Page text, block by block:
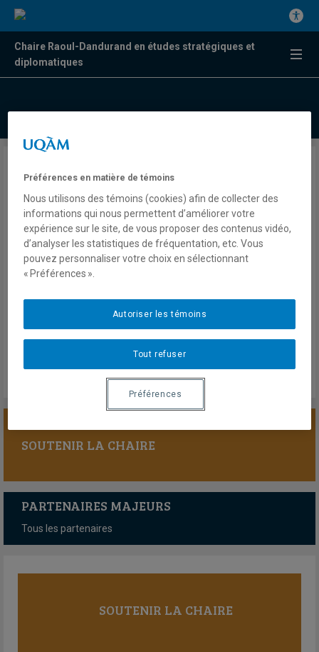
Chaire Raoul-Dandurand en études stratégiques et
diplomatiques
Trump a beaucoup moins
d’influence sur Netanyahou
qu’il ne le souhaiterait
Frédérick Gagnon
Radio
Lien externe
SOUTENIR LA CHAIRE
PARTENAIRES MAJEURS
Tous les partenaires
SOUTENIR LA CHAIRE
Préférences en matière de témoins
Nous utilisons des témoins (cookies) afin de collecter des
informations qui nous permettent d’améliorer votre
expérience sur le site, de vous proposer des contenus vidéo,
d’analyser les statistiques de fréquentation, etc. Vous
pouvez personnaliser votre choix en sélectionnant
« Préférences ».
Tout refuser
Autoriser les témoins
Préférences